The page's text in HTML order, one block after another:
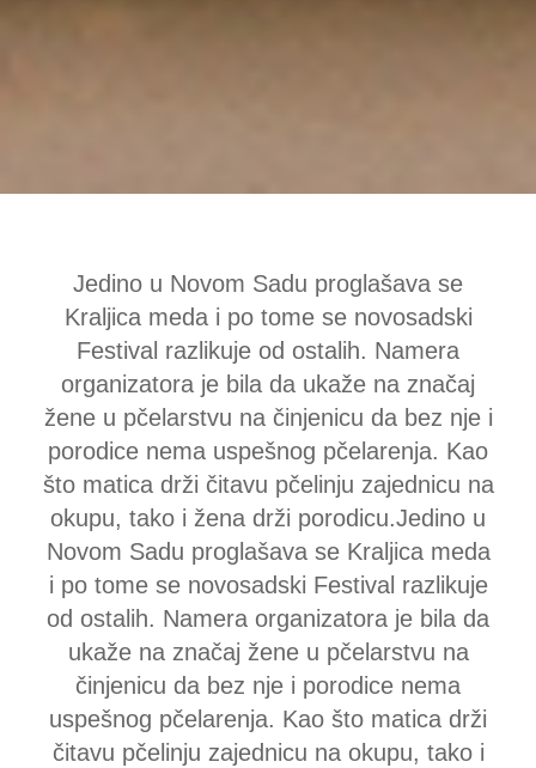
Jedino u Novom Sadu proglašava se
Kraljica meda i po tome se novosadski
Festival razlikuje od ostalih. Namera
organizatora je bila da ukaže na značaj
žene u pčelarstvu na činjenicu da bez nje i
porodice nema uspešnog pčelarenja. Kao
što matica drži čitavu pčelinju zajednicu na
okupu, tako i žena drži porodicu.Jedino u
Novom Sadu proglašava se Kraljica meda
i po tome se novosadski Festival razlikuje
od ostalih. Namera organizatora je bila da
ukaže na značaj žene u pčelarstvu na
činjenicu da bez nje i porodice nema
uspešnog pčelarenja. Kao što matica drži
čitavu pčelinju zajednicu na okupu, tako i